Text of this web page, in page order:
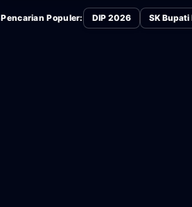
Pencarian Populer: DIP 2026 SK Bupati